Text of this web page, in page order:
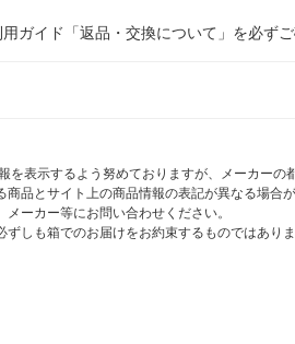
ガイド「返品・交換について」を必ず
を表示するよう努めておりますが、メーカー
品とサイト上の商品情報の表記が異なる場
ーカー等にお問い合わせください。
しも箱でのお届けをお約束するものではあ